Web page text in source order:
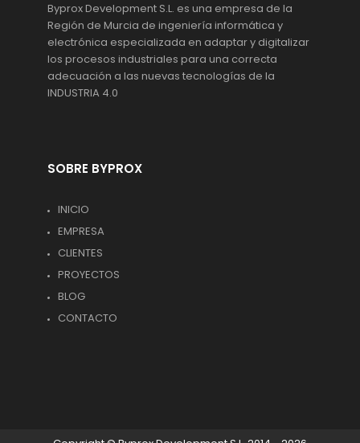
Byprox Development S.L. es una empresa de la
Región de Murcia de ingeniería informática y
electrónica especializada en adaptar y digitalizar
los procesos industriales para una correcta
adecuación a las nuevas tecnologías de la
INDUSTRIA 4.0
SOBRE BYPROX
INICIO
EMPRESA
CLIENTES
PROYECTOS
BLOG
CONTACTO